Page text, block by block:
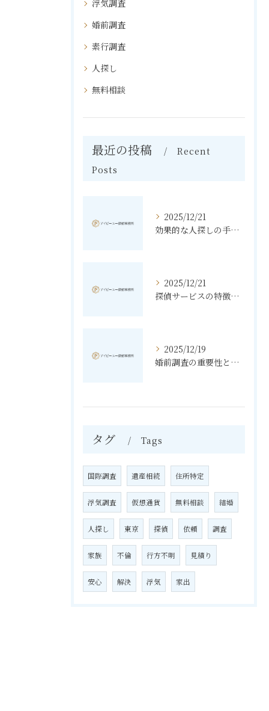
浮気調査
婚前調査
素行調査
人探し
無料相談
最近の投稿
Recent
Posts
2025/12/21
効果的な人探しの手法とその秘訣
2025/12/21
探偵サービスの特徴と無料相談の利点
2025/12/19
婚前調査の重要性と進め方
タグ Tags
国際調査 遺産相続 住所特定
浮気調査 仮想通貨 無料相談 結婚
人探し 東京 探偵 依頼 調査
家族 不倫 行方不明 見積り
安心 解決 浮気 家出